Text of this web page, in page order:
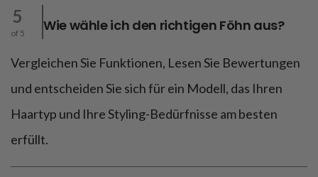
5
of 5 Wie wähle ich den richtigen Föhn aus?
Vergleichen Sie Funktionen, Lesen Sie Bewertungen
und entscheiden Sie sich für ein Modell, das Ihren
Haartyp und Ihre Styling-Bedürfnisse am besten
erfüllt.